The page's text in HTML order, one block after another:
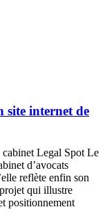
site internet de
cabinet Legal Spot Le
d’avocats
reflète enfin son
qui illustre
positionnement